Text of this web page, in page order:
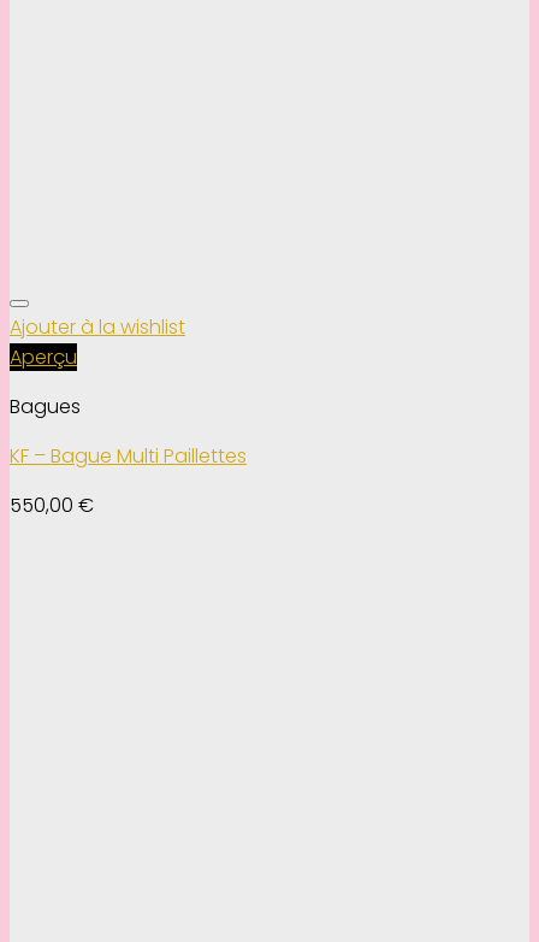
Ajouter à la wishlist
Aperçu
Bagues
KF – Bague Multi Paillettes
550,00 €